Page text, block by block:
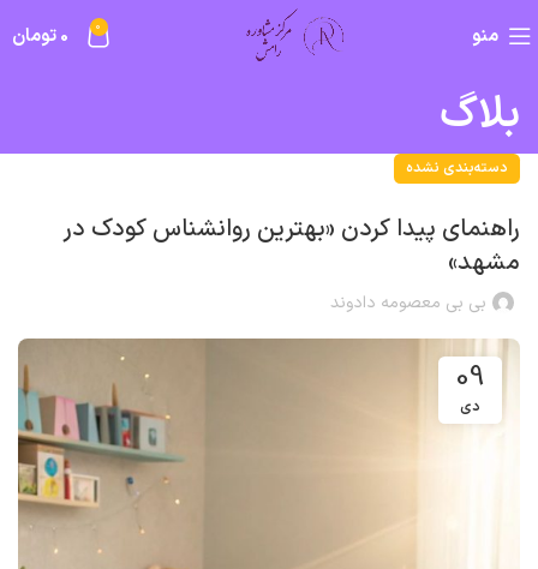
منو 0
0تومان
بلاگ
دسته‌بندی نشده
راهنمای پیدا کردن «بهترین روانشناس کودک در
مشهد»
بی بی معصومه دادوند
09
دی